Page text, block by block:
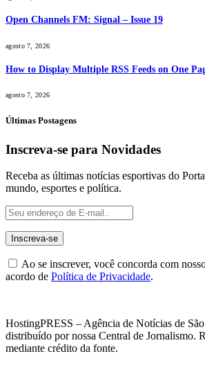
Open Channels FM: Signal – Issue 19
agosto 7, 2026
How to Display Multiple RSS Feeds on One
agosto 7, 2026
Últimas Postagens
Inscreva-se para Novidades
Receba as últimas notícias esportivas do
mundo, esportes e política.
Ao se inscrever, você concorda com
acordo de Política de Privacidade.
HostingPRESS – Agência de Notícias de
distribuído por nossa Central de Jornalismo.
mediante crédito da fonte.